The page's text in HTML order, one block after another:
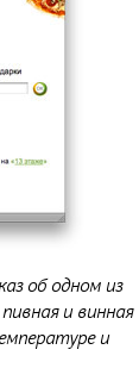
об одном из
и винная
и